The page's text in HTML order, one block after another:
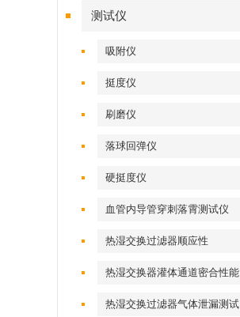
测试仪
吸附仪
挺度仪
刷磨仪
落球回弹仪
硬挺度仪
血管内导管穿刺落霄测试仪
热湿交换过滤器顺应性
热湿交换器灌体通道密合性能
热湿交换过滤器气体泄漏测试